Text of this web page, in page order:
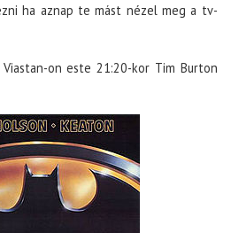
ha aznap te mást nézel meg a tv-
on este 21:20-kor Tim Burton